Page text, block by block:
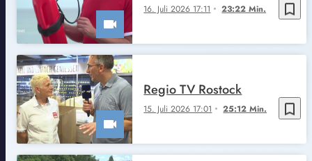
bookmark_border
16. Juli 2026 17:11 23:22 Min.
bookmark_border
15. Juli 2026 17:01 25:12 Min.
Regio TV Rostock